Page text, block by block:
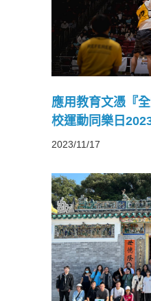
應用教育文憑『
校運動同樂日
2023/11/17